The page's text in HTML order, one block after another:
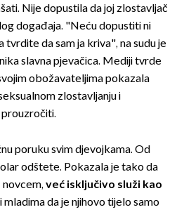
Nije dopustila da joj zlostavljač
događaja. "Neću dopustiti ni
tvrdite da sam ja kriva", na sudu je
slavna pjevačica. Mediji tvrde
obožavateljima pokazala
zlostavljanju i
poruku svim djevojkama. Od
odštete. Pokazala je tako da
novcem,već isključivo služi kao
da je njihovo tijelo samo